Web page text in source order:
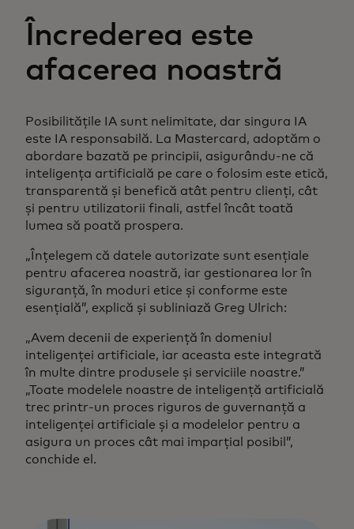
Încrederea este
afacerea noastră
Posibilitățile IA sunt nelimitate, dar singura IA
este IA responsabilă. La Mastercard, adoptăm o
abordare bazată pe principii, asigurându-ne că
inteligența artificială pe care o folosim este etică,
transparentă și benefică atât pentru clienți, cât
și pentru utilizatorii finali, astfel încât toată
lumea să poată prospera.
„Înțelegem că datele autorizate sunt esențiale
pentru afacerea noastră, iar gestionarea lor în
siguranță, în moduri etice și conforme este
esențială”, explică și subliniază Greg Ulrich:
„Avem decenii de experiență în domeniul
inteligenței artificiale, iar aceasta este integrată
în multe dintre produsele și serviciile noastre.”
„Toate modelele noastre de inteligență artificială
trec printr-un proces riguros de guvernanță a
inteligenței artificiale și a modelelor pentru a
asigura un proces cât mai imparțial posibil”,
conchide el.